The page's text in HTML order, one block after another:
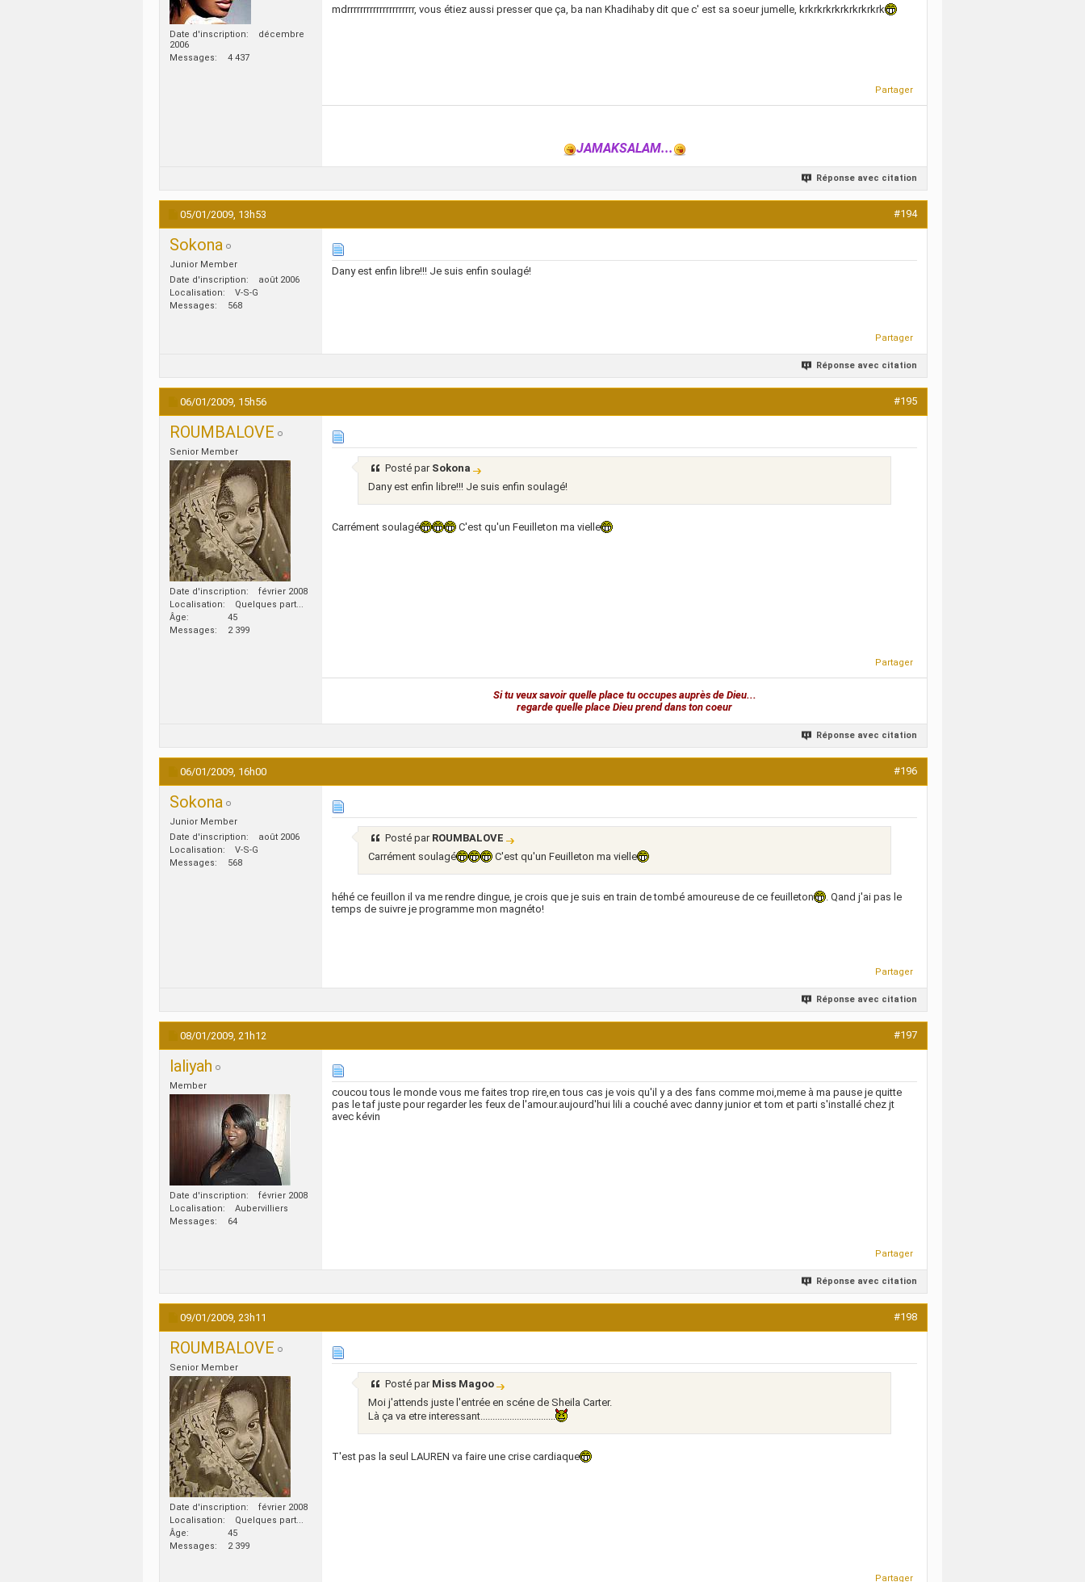
Date d'inscription
décembre
2006
Messages
4 437
mdrrrrrrrrrrrrrrrrrrrrr, vous étiez aussi presser que ça, ba nan Khadihaby dit que c' est sa soeur jumelle, krkrkrkrkrkrkrkrkrk
Partager
JAMAKSALAM...
Réponse avec citation
05/01/2009, 13h53 #194
Sokona
Junior Member
Date d'inscription
août 2006
Localisation
V-S-G
Messages
568
Dany est enfin libre!!! Je suis enfin soulagé!
Partager
Réponse avec citation
06/01/2009, 15h56 #195
ROUMBALOVE
Senior Member
Date d'inscription
février 2008
Localisation
Quelques part...
Âge
45
Messages
2 399
Posté par Sokona
Dany est enfin libre!!! Je suis enfin soulagé!
Carrément soulagé C'est qu'un Feuilleton ma vielle
Partager
Si tu veux savoir quelle place tu occupes auprès de Dieu...
regarde quelle place Dieu prend dans ton coeur
Réponse avec citation
06/01/2009, 16h00 #196
Sokona
Junior Member
Date d'inscription
août 2006
Localisation
V-S-G
Messages
568
Posté par ROUMBALOVE
Carrément soulagé
C'est qu'un Feuilleton ma vielle
héhé ce feuillon il va me rendre dingue, je crois que je suis en train de tombé amoureuse de ce feuilleton
. Qand j'ai pas le
temps de suivre je programme mon magnéto!
Partager
Réponse avec citation
08/01/2009, 21h12 #197
laliyah
Member
Date d'inscription
février 2008
Localisation
Aubervilliers
Messages
64
coucou tous le monde vous me faites trop rire,en tous cas je vois qu'il y a des fans comme moi,meme à ma pause je quitte
pas le taf juste pour regarder les feux de l'amour.aujourd'hui lili a couché avec danny junior et tom et parti s'installé chez jt
avec kévin
Partager
Réponse avec citation
09/01/2009, 23h11 #198
ROUMBALOVE
Senior Member
Date d'inscription
février 2008
Localisation
Quelques part...
Âge
45
Messages
2 399
Posté par Miss Magoo
Moi j'attends juste l'entrée en scéne de Sheila Carter.
Là ça va etre interessant...............................
T'est pas la seul LAUREN va faire une crise cardiaque
Partager